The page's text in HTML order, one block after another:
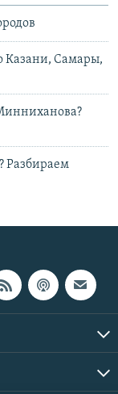
Казани, Самары,
Разбираем